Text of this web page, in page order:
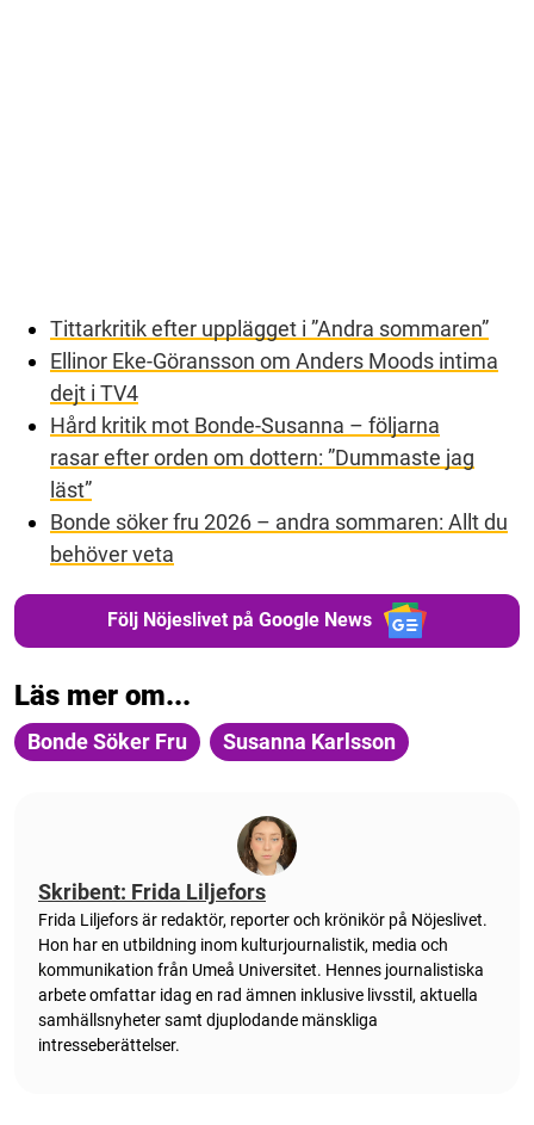
Tittarkritik efter upplägget i ”Andra sommaren”
Ellinor Eke-Göransson om Anders Moods intima
dejt i TV4
Hård kritik mot Bonde-Susanna – följarna
rasar efter orden om dottern: ”Dummaste jag
läst”
Bonde söker fru 2026 – andra sommaren: Allt du
behöver veta
Följ Nöjeslivet på Google News
Läs mer om...
Bonde Söker Fru Susanna Karlsson
Skribent: Frida Liljefors
Frida Liljefors är redaktör, reporter och krönikör på Nöjeslivet.
Hon har en utbildning inom kulturjournalistik, media och
kommunikation från Umeå Universitet. Hennes journalistiska
arbete omfattar idag en rad ämnen inklusive livsstil, aktuella
samhällsnyheter samt djuplodande mänskliga
intresseberättelser.